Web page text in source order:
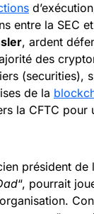
entre la SEC
, ardent
des
(securities),
de la
la CFTC pour
président de
“, pourrait